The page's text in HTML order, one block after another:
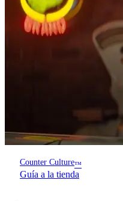
Counter Culture™
Guía a la tienda